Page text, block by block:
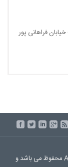
فراهانی پور
تمامی حقوق این سایت نزد نمایندگی چیلرهای Airwave محفوظ می باشد و